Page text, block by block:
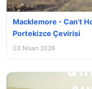
Macklemore - Can’t
Portekizce Çevirisi
03 Nisan 2026